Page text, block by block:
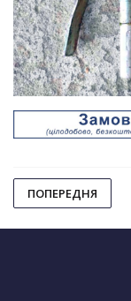
ПОПЕРЕДНЯ